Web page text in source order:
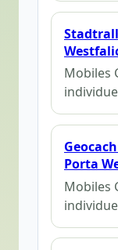
Mobiles
Porta
Mobiles